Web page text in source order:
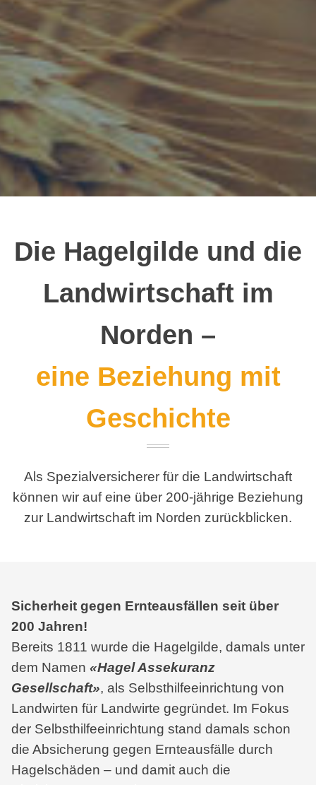
Die Hagelgilde und die
Landwirtschaft im
Norden –
eine Beziehung mit
Geschichte
Als Spezialversicherer für die Landwirtschaft
können wir auf eine über 200-jährige Beziehung
zur Landwirtschaft im Norden zurückblicken.
Sicherheit gegen Ernteausfällen seit über
200 Jahren!
Bereits 1811 wurde die Hagelgilde, damals unter
dem Namen «Hagel Assekuranz
Gesellschaft», als Selbsthilfeeinrichtung von
Landwirten für Landwirte gegründet. Im Fokus
der Selbsthilfeeinrichtung stand damals schon
die Absicherung gegen Ernteausfälle durch
Hagelschäden – und damit auch die